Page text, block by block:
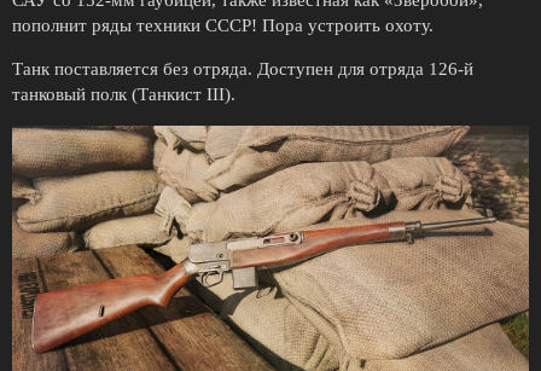
пополнит ряды техники СССР! Пора устроить охоту.
Танк поставляется без отряда. Доступен для отряда 126-й
танковый полк (Танкист III).